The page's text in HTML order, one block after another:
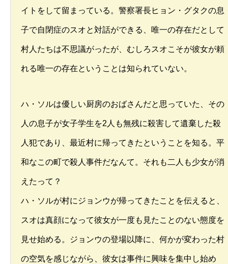
イトをして留まっている。警察署長ヒョン・グタクの息
子で自閉症のスオと対話ができる、唯一の存在だとして
村人たちは不思議がったが、むしろスオこそが彼女が頼
れる唯一の存在ということは知られていない。
ハ・ソルは優しい厨房のおばさんだと思っていた、その
人の息子が女子学生を2人も無残に殺害して遺棄した殺
人犯であり、最近村に帰ってきたということを知る。平
和なこの町で殺人事件だなんて。それも二人も少女が消
えたって？
ハ・ソルが村にジョンウが帰ってきたことを伝えると、
スオは真顔になって彼女が一度も見たことのない態度を
見せ始める。ジョンウの登場以降に、何かが変わった村
の空気を感じながら、彼女は事件に興味を集中し始め